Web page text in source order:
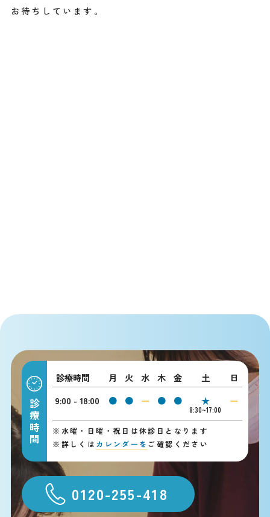
お待ちしています。
診療時間
診療時間 月 火 水 木 金 土
日
9:00 - 18:00
● ● ー ● ● ★
8:30~17:00
ー
※ 水曜・日曜・祝日は休診日となります
※ 詳しくは カレンダーを ご確認ください
0120-255-418